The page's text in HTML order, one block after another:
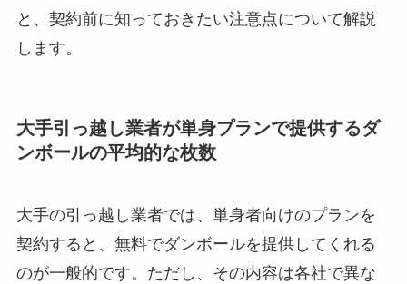
と、契約前に知っておきたい注意点について解説
します。
大手引っ越し業者が単身プランで提供するダ
ンボールの平均的な枚数
大手の引っ越し業者では、単身者向けのプランを
契約すると、無料でダンボールを提供してくれる
のが一般的です。ただし、その内容は各社で異な